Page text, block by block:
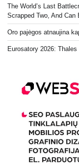
The World’s Last
Scrapped Two, And
Oro pajėgos atnaujina
Eurosatory 2026: